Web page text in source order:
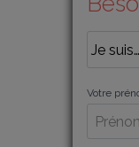
Votre